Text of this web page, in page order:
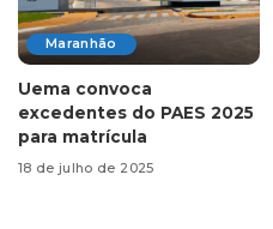
Maranhão
Uema convoca
excedentes do PAES 2025
para matrícula
18 de julho de 2025